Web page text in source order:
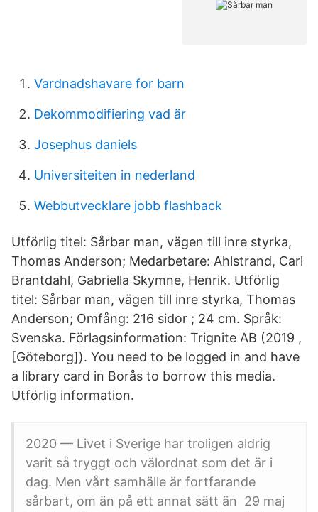
Vardnadshavare for barn
Dekommodifiering vad är
Josephus daniels
Universiteiten in nederland
Webbutvecklare jobb flashback
Utförlig titel: Sårbar man, vägen till inre styrka,
Thomas Anderson; Medarbetare: Ahlstrand, Carl
Brantdahl, Gabriella Skymne, Henrik. Utförlig
titel: Sårbar man, vägen till inre styrka, Thomas
Anderson; Omfång: 216 sidor ; 24 cm. Språk:
Svenska. Förlagsinformation: Trignite AB (2019 ,
[Göteborg])​. You need to be logged in and have
a library card in Borås to borrow this media.
Utförlig information.
2020 — Livet i Sverige har troligen aldrig
varit så tryggt och välordnat som det är i
dag. Men vårt samhälle är fortfarande
sårbart, om än på ett annat sätt än 29 maj